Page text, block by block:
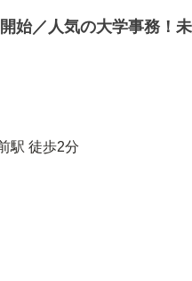
始／人気の大学事務！
駅 徒歩2分